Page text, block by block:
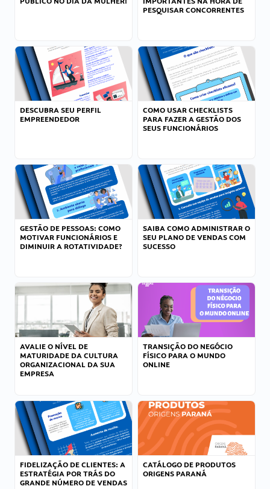
PESQUISAR CONCORRENTES
DESCUBRA SEU PERFIL
EMPREENDEDOR
COMO USAR CHECKLISTS
PARA FAZER A GESTÃO DOS
SEUS FUNCIONÁRIOS
GESTÃO DE PESSOAS: COMO
MOTIVAR FUNCIONÁRIOS E
DIMINUIR A ROTATIVIDADE?
SAIBA COMO ADMINISTRAR O
SEU PLANO DE VENDAS COM
SUCESSO
AVALIE O NÍVEL DE
MATURIDADE DA CULTURA
ORGANIZACIONAL DA SUA
EMPRESA
TRANSIÇÃO DO NEGÓCIO
FÍSICO PARA O MUNDO
ONLINE
FIDELIZAÇÃO DE CLIENTES: A
ESTRATÉGIA POR TRÁS DO
GRANDE NÚMERO DE VENDAS
CATÁLOGO DE PRODUTOS
ORIGENS PARANÁ